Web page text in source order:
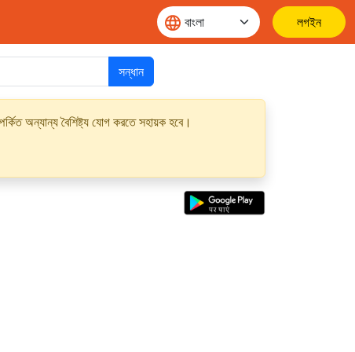
লগইন
সন্ধান
অন্যান্য বৈশিষ্ট্য যোগ করতে সহায়ক হবে।